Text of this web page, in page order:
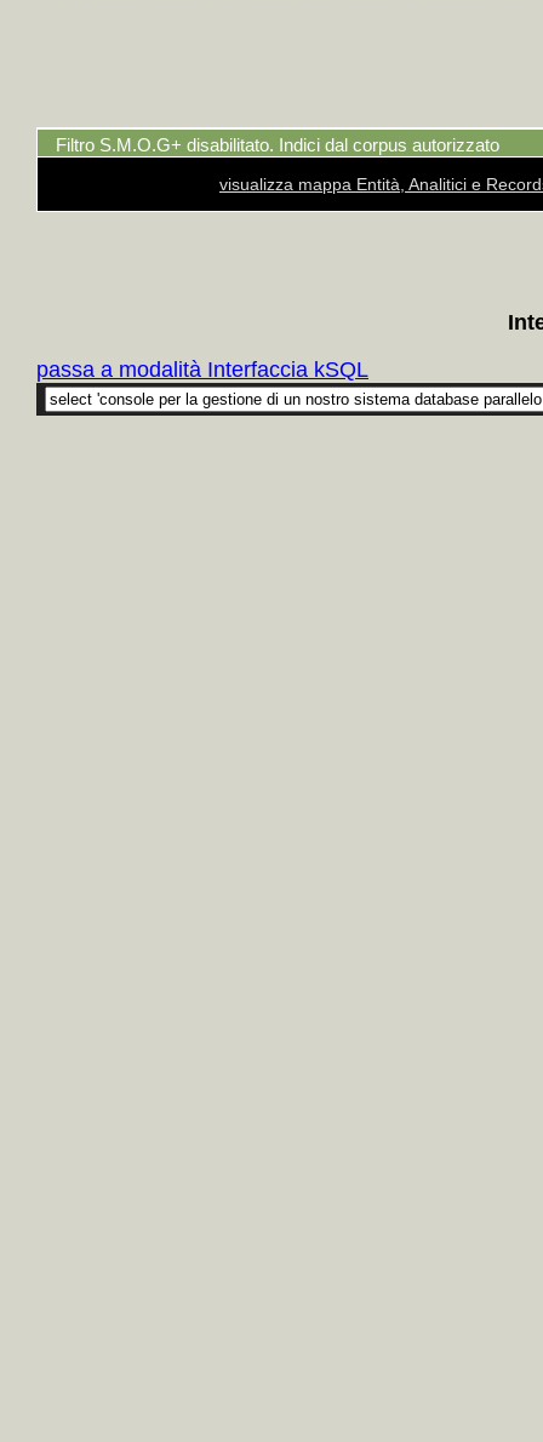
Filtro S.M.O.G+ disabilitato. Indici dal corpus autorizzato
visualizza mappa Entità, Analitici e
passa a modalità Interfaccia kSQL